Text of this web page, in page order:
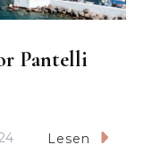
Pantelli
Lesen